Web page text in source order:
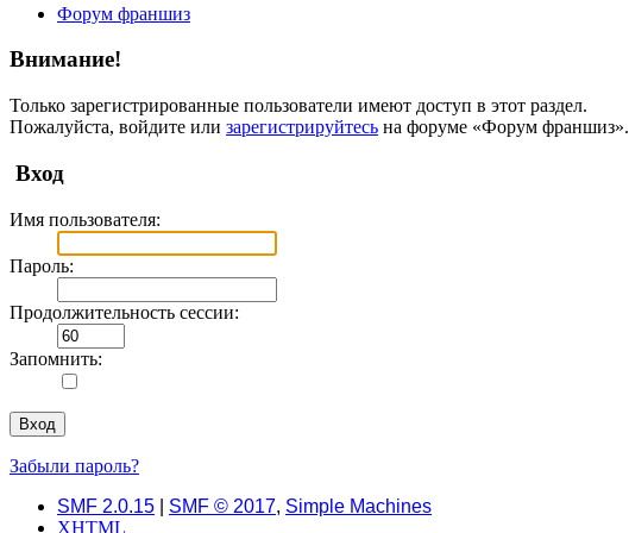
Форум франшиз
Внимание!
Только зарегистрированные пользователи имеют доступ в этот раздел.
Пожалуйста, войдите или зарегистрируйтесь на форуме «Форум франшиз».
Вход
Имя пользователя:
Пароль:
Продолжительность сессии:
Запомнить:
Забыли пароль?
SMF 2.0.15
SMF © 2017, Simple Machines
XHTML